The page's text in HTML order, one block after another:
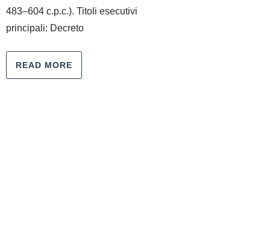
483–604 c.p.c.). Titoli esecutivi
principali: Decreto
READ MORE